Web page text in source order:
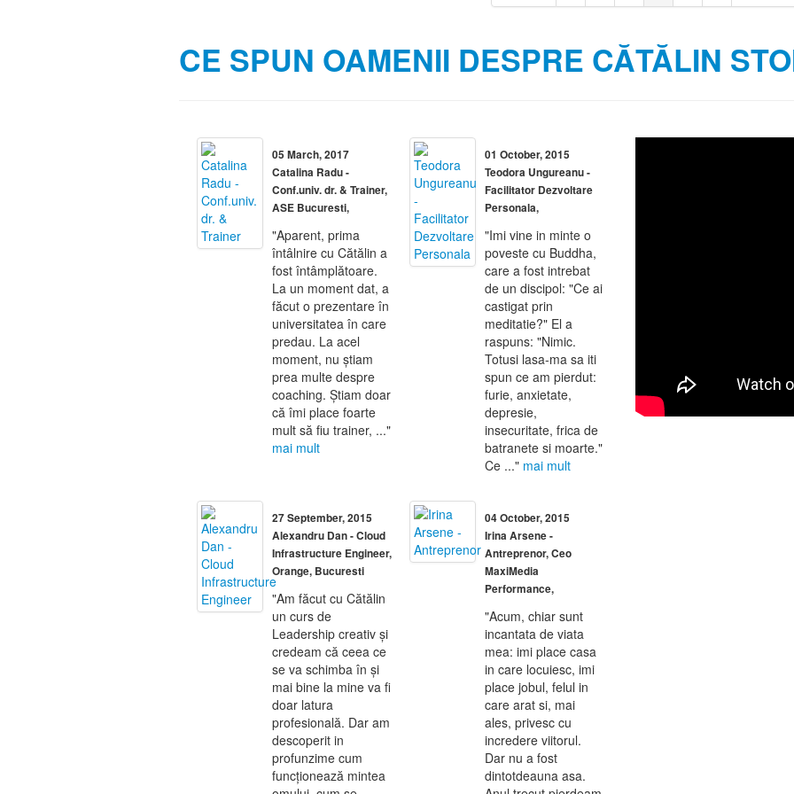
CE SPUN OAMENII DESPRE CĂTĂLIN
05 March, 2017
Catalina Radu -
Conf.univ. dr. & Trainer,
ASE Bucuresti,
"Aparent, prima
întâlnire cu Cătălin a
fost întâmplătoare.
La un moment dat, a
făcut o prezentare în
universitatea în care
predau. La acel
moment, nu știam
prea multe despre
coaching. Știam doar
că îmi place foarte
mult să fiu trainer, ..."
mai mult
01 October, 2015
Teodora Ungureanu -
Facilitator Dezvoltare
Personala,
"Imi vine in minte o
poveste cu Buddha,
care a fost intrebat
de un discipol: "Ce ai
castigat prin
meditatie?" El a
raspuns: "Nimic.
Totusi lasa-ma sa iti
spun ce am pierdut:
furie, anxietate,
depresie,
insecuritate, frica de
batranete si moarte."
Ce ..." mai mult
27 September, 2015
Alexandru Dan - Cloud
Infrastructure Engineer,
Orange, Bucuresti
"Am făcut cu Cătălin
un curs de
Leadership creativ și
credeam că ceea ce
se va schimba în și
mai bine la mine va fi
doar latura
profesională. Dar am
descoperit in
profunzime cum
funcționează mintea
04 October, 2015
Irina Arsene -
Antreprenor, Ceo
MaxiMedia
Performance,
"Acum, chiar sunt
incantata de viata
mea: imi place casa
in care locuiesc, imi
place jobul, felul in
care arat si, mai
ales, privesc cu
incredere viitorul.
Dar nu a fost
dintotdeauna asa.